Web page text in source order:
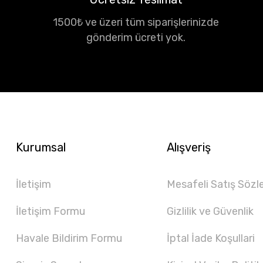
1500₺ ve üzeri tüm siparişlerinizde
gönderim ücreti yok.
Kurumsal
İletişim
İletişim Formu
Havale Bildirim Formu
Alışveriş
Mesafeli Satış
Gizlilik ve Güvenlik
İptal İade Koşullari